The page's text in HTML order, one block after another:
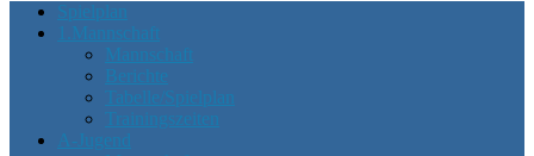
Spielplan
1.Mannschaft
Mannschaft
Berichte
Tabelle/Spielplan
Trainingszeiten
A-Jugend